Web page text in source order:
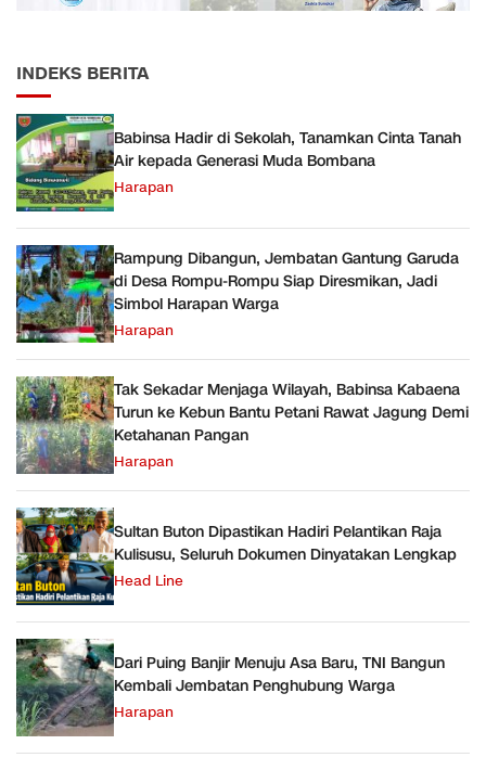
INDEKS BERITA
Babinsa Hadir di Sekolah, Tanamkan Cinta Tanah
Air kepada Generasi Muda Bombana
Harapan
Rampung Dibangun, Jembatan Gantung Garuda
di Desa Rompu-Rompu Siap Diresmikan, Jadi
Simbol Harapan Warga
Harapan
Tak Sekadar Menjaga Wilayah, Babinsa Kabaena
Turun ke Kebun Bantu Petani Rawat Jagung Demi
Ketahanan Pangan
Harapan
Sultan Buton Dipastikan Hadiri Pelantikan Raja
Kulisusu, Seluruh Dokumen Dinyatakan Lengkap
Head Line
Dari Puing Banjir Menuju Asa Baru, TNI Bangun
Kembali Jembatan Penghubung Warga
Harapan